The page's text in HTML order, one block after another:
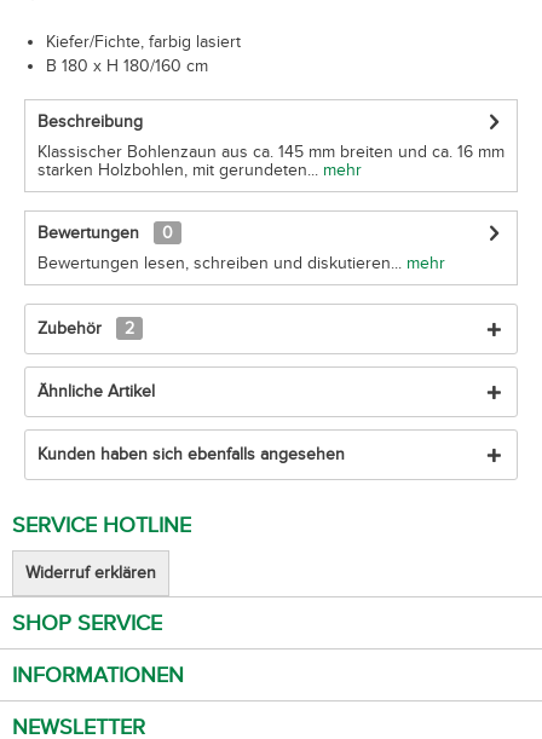
Kiefer/Fichte, farbig lasiert
B 180 x H 180/160 cm
Beschreibung
Klassischer Bohlenzaun aus ca. 145 mm breiten und ca. 16 mm
starken Holzbohlen, mit gerundeten... mehr
Bewertungen
0
Bewertungen lesen, schreiben und diskutieren... mehr
Zubehör 2
Ähnliche Artikel
Kunden haben sich ebenfalls angesehen
SERVICE HOTLINE
Widerruf erklären
SHOP SERVICE
INFORMATIONEN
NEWSLETTER